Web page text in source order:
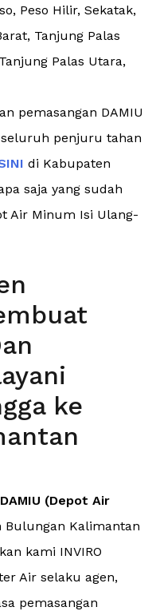
Peso Hilir, Sekatak,
Tanjung Palas
Palas Utara,
pemasangan DAMIU
penjuru tahan
di Kabupaten
saja yang sudah
Air Minum Isi Ulang-
ke
DAMIU (Depot Air
Bulungan Kalimantan
kami INVIRO
Air selaku agen,
pemasangan